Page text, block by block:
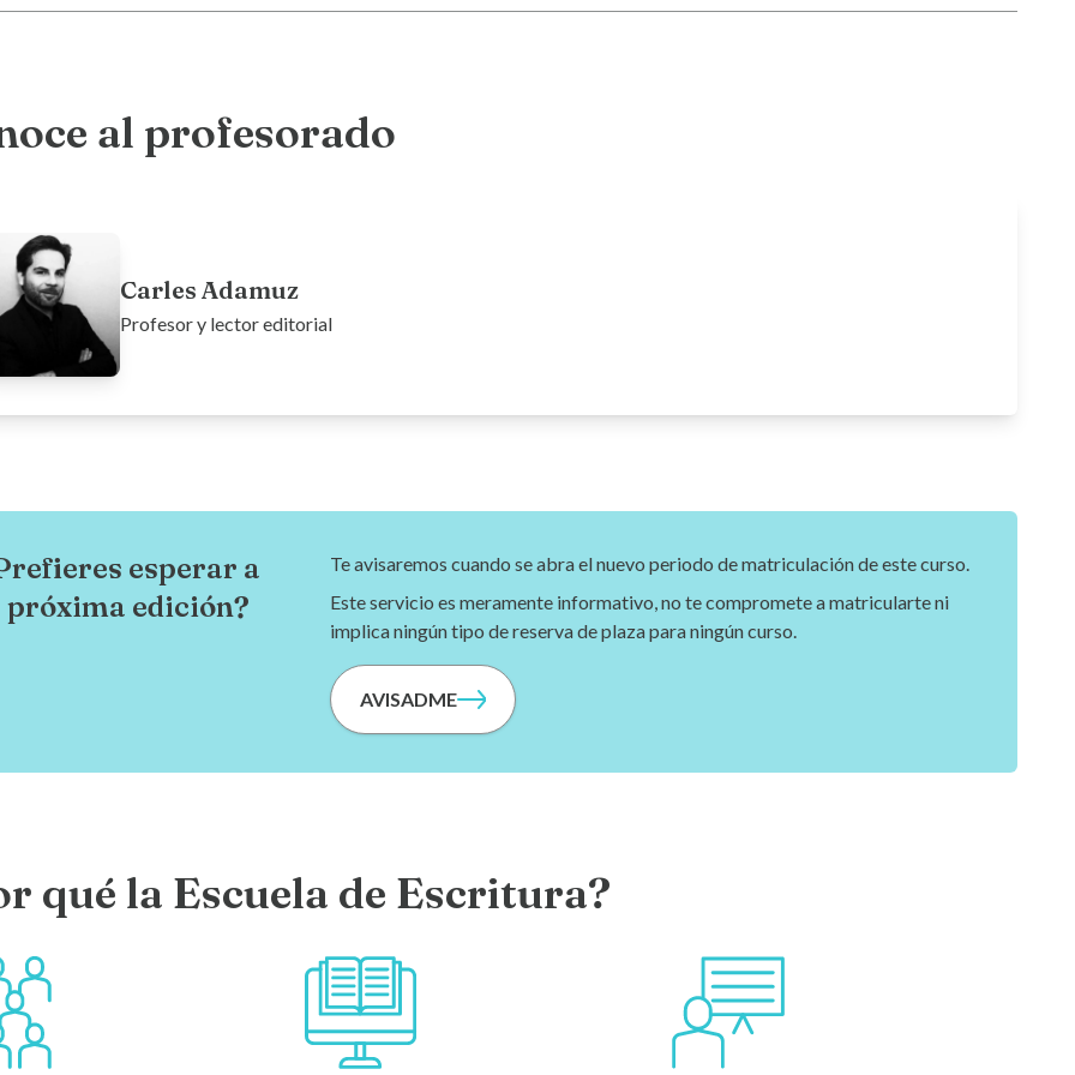
al profesorado
Carles Adamuz
Profesor y lector editorial
esperar a
próxima edición?
Te avisaremos cuando se abra el nuevo periodo de matriculación de este curso.
Este servicio es meramente informativo, no te compromete a matricularte ni
implica ningún tipo de reserva de plaza para ningún curso.
AVISADME
qué la Escuela de Escritura?